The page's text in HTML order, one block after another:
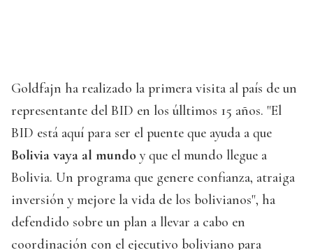
Goldfajn ha realizado la primera visita al país de un
representante del BID en los úlltimos 15 años. "El
BID está aquí para ser el puente que ayuda a que
Bolivia vaya al mundo y que el mundo llegue a
Bolivia. Un programa que genere confianza, atraiga
inversión y mejore la vida de los bolivianos", ha
defendido sobre un plan a llevar a cabo en
coordinación con el ejecutivo boliviano para